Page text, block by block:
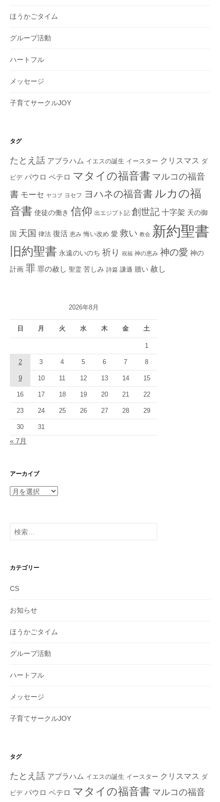
ほうかごタイム
グループ活動
ハートフル
メッセージ
子育てサークルJOY
タグ
たとえ話 アブラハム イエスの誕生 イースター クリスマス ダ
ビデ パウロ ペテロ マタイの福音書 マルコの福音
書 モーセ ヤコブ ヨセフ ヨハネの福音書 ルカの福
音書 使徒の働き 信仰 出エジプト記 創世記 十字架 天の御
国 天国 律法 復活 恵み 悔い改め 愛 救い 教会 新約聖書
旧約聖書 永遠のいのち 祈り 祝福 神の恵み 神の愛 神の
計画 罪 罪の赦し 聖霊 苦しみ 詩篇 謙遜 贖い 赦し
2026年8月
日 月 火 水 木 金 土
1
2 3 4 5 6 7 8
9 10 11 12 13 14 15
16 17 18 19 20 21 22
23 24 25 26 27 28 29
30 31
« 7月
アーカイブ
ア
イ
ブ
検
索:
カテゴリー
CS
お知らせ
ほうかごタイム
グループ活動
ハートフル
メッセージ
子育てサークルJOY
タグ
たとえ話 アブラハム イエスの誕生 イースター クリスマス ダ
ビデ パウロ ペテロ マタイの福音書 マルコの福音